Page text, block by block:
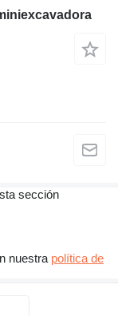
sección
nuestra política de